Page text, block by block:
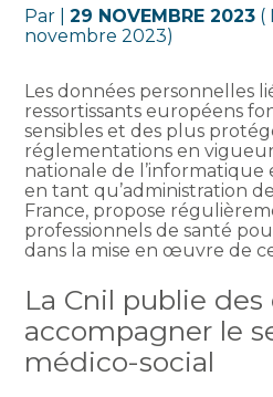
Par |29 NOVEMBRE 2023 (
novembre 2023)
Les données personnelles
ressortissants européens
sensibles et des plus
réglementations en
nationale de l’informatique
en tant qu’administration
France, propose
professionnels de santé
dans la mise en œuvre de
La Cnil publie
accompagner le
médico-social